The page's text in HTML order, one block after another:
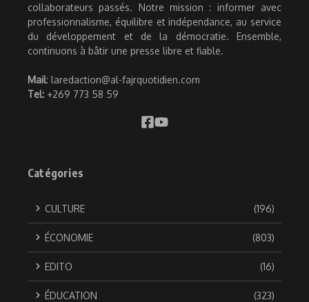
collaborateurs passés. Notre mission : informer avec
professionnalisme, équilibre et indépendance, au service
du développement et de la démocratie. Ensemble,
continuons à bâtir une presse libre et fiable.
Mail: laredaction@al-fajrquotidien.com
Tel: +269 773 58 59
Catégories
CULTURE (196)
ÉCONOMIE (803)
EDITO (16)
ÉDUCATION (323)